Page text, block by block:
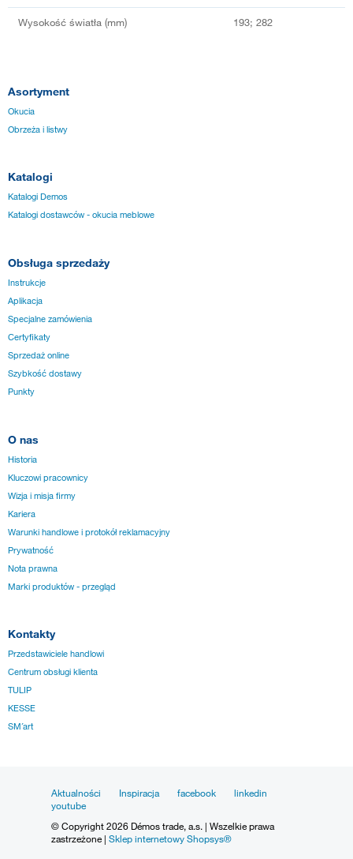
Wysokość światła (mm) 193; 282
Asortyment
Okucia
Obrzeża i listwy
Katalogi
Katalogi Demos
Katalogi dostawców - okucia meblowe
Obsługa sprzedaży
Instrukcje
Aplikacja
Specjalne zamówienia
Certyfikaty
Sprzedaż online
Szybkość dostawy
Punkty
O nas
Historia
Kluczowi pracownicy
Wizja i misja firmy
Kariera
Warunki handlowe i protokół reklamacyjny
Prywatność
Nota prawna
Marki produktów - przegląd
Kontakty
Przedstawiciele handlowi
Centrum obsługi klienta
TULIP
KESSE
SM´art
Aktualności Inspiracja facebook
linkedin
youtube
© Copyright 2026 Démos trade, a.s. | Wszelkie prawa
zastrzeżone | Sklep internetowy Shopsys®